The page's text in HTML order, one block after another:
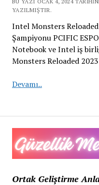
Ortak Geliştirme
YAZILMIŞTIR.
Intel Monsters
Şampiyonu PCIFIC
Notebook ve Intel iş
Monsters Reloaded
Devamı..PUBG